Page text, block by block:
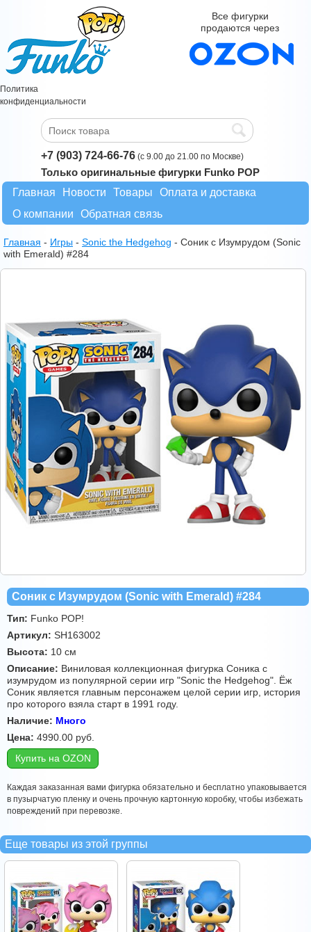
Политика
конфиденциальности
Все фигурки
продаются через
+7 (903) 724-66-76 (с 9.00 до 21.00 по Москве)
Только оригинальные фигурки Funko POP
Главная
Новости Товары
Оплата и доставка
О компании
Обратная связь
Главная - Игры - Sonic the Hedgehog - Соник с Изумрудом (Sonic
with Emerald) #284
Соник с Изумрудом (Sonic with Emerald) #284
Тип: Funko POP!
Артикул: SH163002
Высота: 10 см
Описание: Виниловая коллекционная фигурка Соника с
изумрудом из популярной серии игр "Sonic the Hedgehog". Ёж
Соник является главным персонажем целой серии игр, история
про которого взяла старт в 1991 году.
Наличие: Много
Цена: 4990.00 руб.
Купить на OZON
Каждая заказанная вами фигурка обязательно и бесплатно упаковывается
в пузырчатую пленку и очень прочную картонную коробку, чтобы избежать
повреждений при перевозке.
Еще товары из этой группы